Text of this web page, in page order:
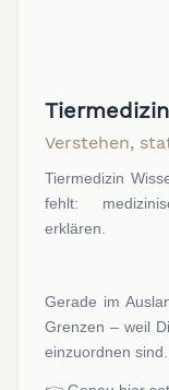
Verstehen,
Tiermedizin
fehlt:
erklären.
Gerade im
Grenzen – weil
einzuordnen sind.